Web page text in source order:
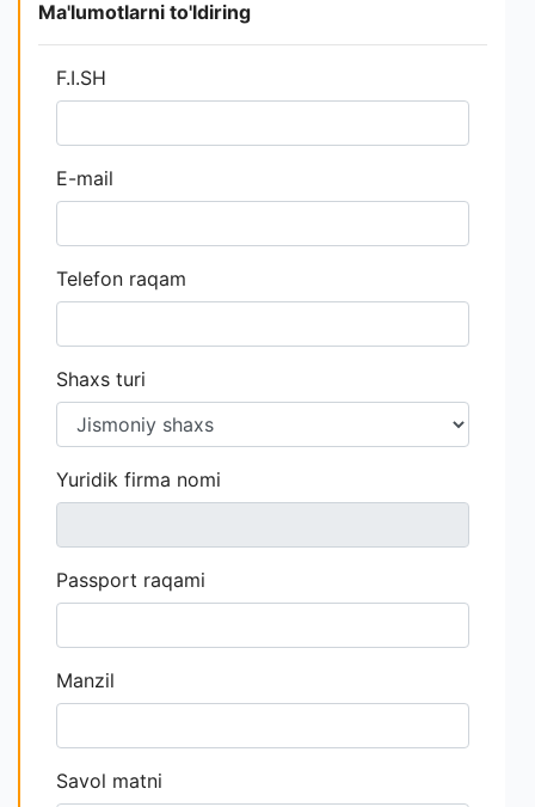
Ma'lumotlarni to'ldiring
F.I.SH
E-mail
Telefon raqam
Shaxs turi
Yuridik firma nomi
Passport raqami
Manzil
Savol matni